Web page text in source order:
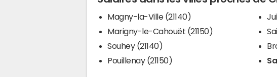
Magny-la-Ville (21140)
Marigny-le-Cahouët (21150)
Souhey (21140)
Pouillenay (21150)